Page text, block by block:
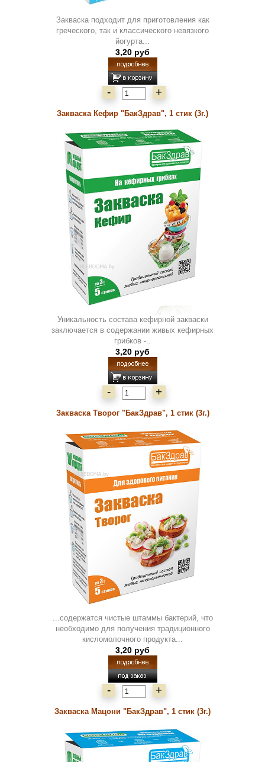
Закваска подходит для приготовления как
греческого, так и классического невязкого
йогурта...
3,20 руб
- +
Закваска Кефир "БакЗдрав", 1 стик (3г.)
Уникальность состава кефирной закваски
заключается в содержании живых кефирных
грибков -..
3,20 руб
- +
Закваска Творог "БакЗдрав", 1 стик (3г.)
...содержатся чистые штаммы бактерий, что
необходимо для получения традиционного
кисломолочного продукта...
3,20 руб
- +
Закваска Мацони "БакЗдрав", 1 стик (3г.)